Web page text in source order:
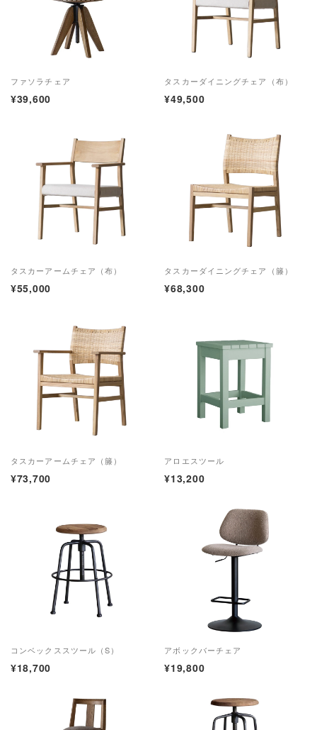
ファソラチェア
¥39,600
タスカーダイニングチェア（布）
¥49,500
タスカーアームチェア（布）
¥55,000
タスカーダイニングチェア（籐）
¥68,300
タスカーアームチェア（籐）
¥73,700
アロエスツール
¥13,200
コンベックススツール（S）
¥18,700
アボックバーチェア
¥19,800